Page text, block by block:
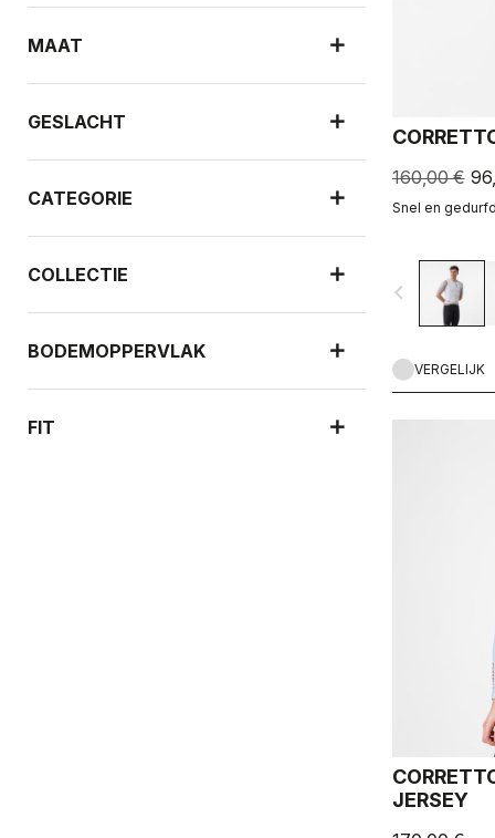
MAAT
GESLACHT
CATEGORIE
COLLECTIE
BODEMOPPERVLAK
FIT
160,00 €
Snel en
navigate_before
VERGELIJK
JERSEY